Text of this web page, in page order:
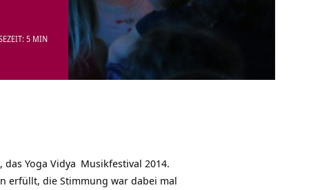
5 MIN
das Yoga Vidya Musikfestival 2014.
erfüllt, die Stimmung war dabei mal